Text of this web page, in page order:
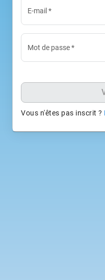
E-mail *
Mot de passe*
Vous n'êtes pas inscrit ?